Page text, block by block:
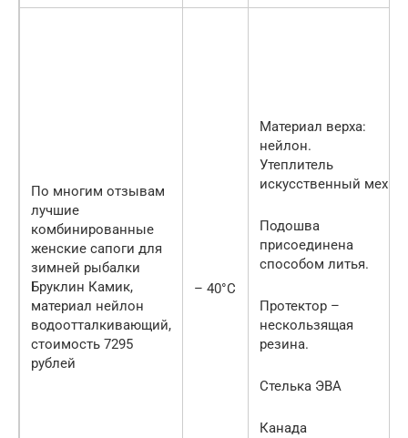
По многим отзывам
лучшие
комбинированные
женские сапоги для
зимней рыбалки
Бруклин Камик,
материал нейлон
водоотталкивающий,
стоимость 7295
рублей
– 40°С
Материал верха:
нейлон.
Утеплитель
искусственный мех.
Подошва
присоединена
способом литья.
Протектор –
нескользящая
резина.
Стелька ЭВА
Канада